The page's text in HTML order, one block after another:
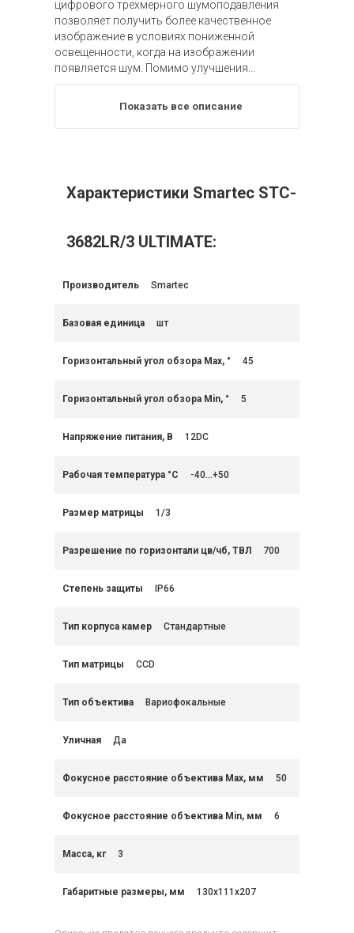
цифрового трехмерного шумоподавления
позволяет получить более качественное
изображение в условиях пониженной
освещенности, когда на изображении
появляется шум. Помимо улучшения...
Показать все описание
Характеристики Smartec STC-
3682LR/3 ULTIMATE:
Производитель Smartec
Базовая единица шт
Горизонтальный угол обзора Max, ° 45
Горизонтальный угол обзора Min, ° 5
Напряжение питания, В 12DC
Рабочая температура °C -40...+50
Размер матрицы 1/3
Разрешение по горизонтали цв/чб, ТВЛ 700
Степень защиты IP66
Тип корпуса камер Стандартные
Тип матрицы CCD
Тип объектива Вариофокальные
Уличная Да
Фокусное расстояние объектива Max, мм 50
Фокусное расстояние объектива Min, мм 6
Масса, кг 3
Габаритные размеры, мм 130x111x207